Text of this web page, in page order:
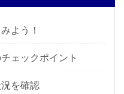
よう！
ェックポイント
を確認